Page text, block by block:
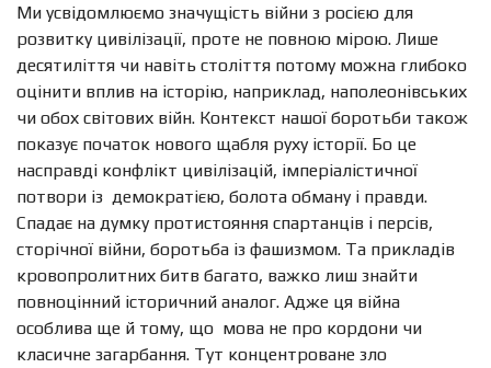
Ми усвідомлюємо значущість війни з росією для
розвитку цивілізації, проте не повною мірою. Лише
десятиліття чи навіть століття потому можна глибоко
оцінити вплив на історію, наприклад, наполеонівських
чи обох світових війн. Контекст нашої боротьби також
показує початок нового щабля руху історії. Бо це
насправді конфлікт цивілізацій, імперіалістичної
потвори із демократією, болота обману і правди.
Спадає на думку протистояння спартанців і персів,
сторічної війни, боротьба із фашизмом. Та прикладів
кровопролитних битв багато, важко лиш знайти
повноцінний історичний аналог. Адже ця війна
особлива ще й тому, що мова не про кордони чи
класичне загарбання. Тут концентроване зло